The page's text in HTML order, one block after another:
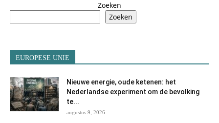
Zoeken
Zoeken
EUROPESE UNIE
Nieuwe energie, oude ketenen: het
Nederlandse experiment om de bevolking
te...
augustus 9, 2026